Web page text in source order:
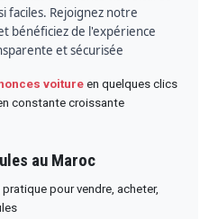
faciles. Rejoignez notre
bénéficiez de l'expérience
et sécurisée
voiture en quelques clics
constante croissante
au Maroc
pour vendre, acheter,